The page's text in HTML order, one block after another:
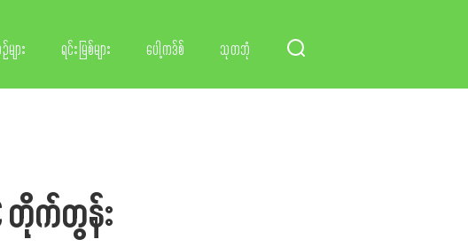
ျား ရင်းမြစ်များ ပေါ့ကဒ်စ် သုတဘုံ
တိုက်တွန်း